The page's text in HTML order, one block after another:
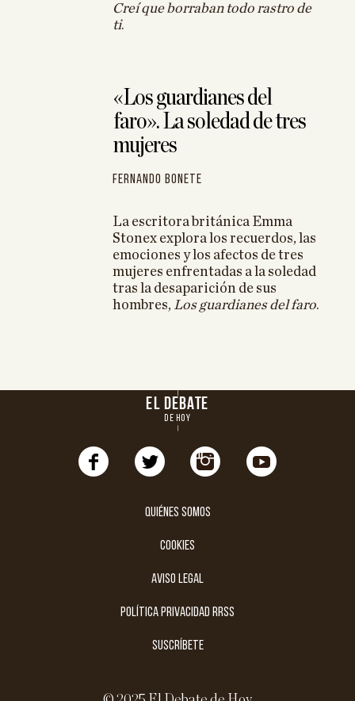
Creí que borraban todo rastro de
ti.
«Los guardianes del
faro». La soledad de tres
mujeres
Fernando Bonete
La escritora británica Emma
Stonex explora los recuerdos, las
emociones y los afectos de tres
mujeres enfrentadas a la soledad
tras la desaparición de sus
hombres,Los guardianes del faro.
EL DEBATE
DE HOY
Quiénes somos
cookies
aviso legal
política privacidad rrss
suscríbete